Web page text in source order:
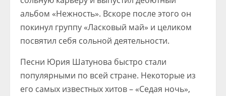
альбом «Нежность». Вскоре после этого он
покинул группу «Ласковый май» и целиком
посвятил себя сольной деятельности.
Песни Юрия Шатунова быстро стали
популярными по всей стране. Некоторые из
его самых известных хитов – «Седая ночь»,